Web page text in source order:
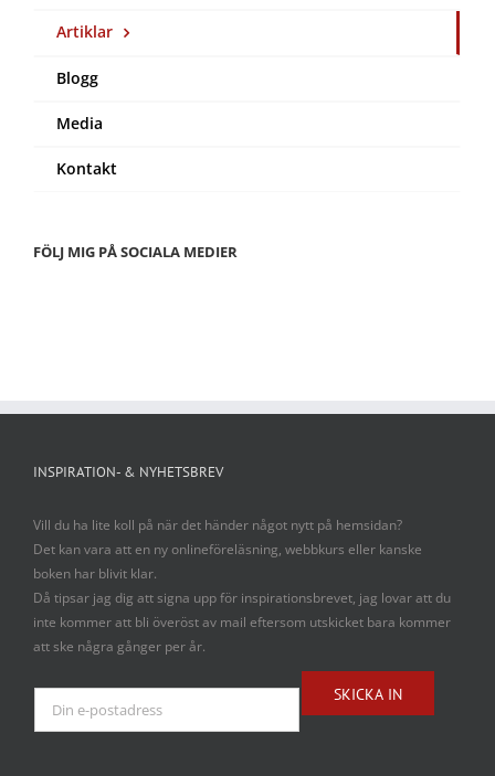
Artiklar
Blogg
Media
Kontakt
FÖLJ MIG PÅ SOCIALA MEDIER
INSPIRATION- & NYHETSBREV
Vill du ha lite koll på när det händer något nytt på hemsidan?
Det kan vara att en ny onlineföreläsning, webbkurs eller kanske
boken har blivit klar.
Då tipsar jag dig att signa upp för inspirationsbrevet, jag lovar att du
inte kommer att bli överöst av mail eftersom utskicket bara kommer
att ske några gånger per år.